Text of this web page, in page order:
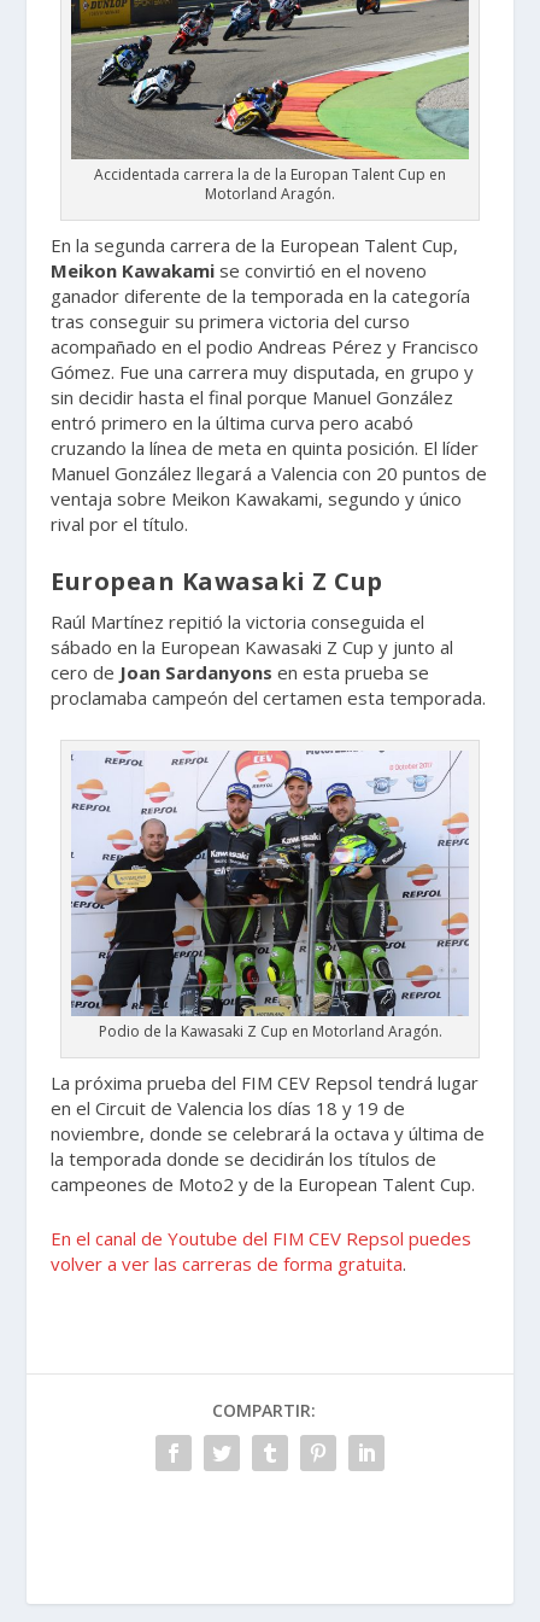
Accidentada carrera la de la Europan Talent Cup en
Motorland Aragón.
En la segunda carrera de la European Talent Cup,
Meikon Kawakami se convirtió en el noveno
ganador diferente de la temporada en la categoría
tras conseguir su primera victoria del curso
acompañado en el podio Andreas Pérez y Francisco
Gómez. Fue una carrera muy disputada, en grupo y
sin decidir hasta el final porque Manuel González
entró primero en la última curva pero acabó
cruzando la línea de meta en quinta posición. El líder
Manuel González llegará a Valencia con 20 puntos de
ventaja sobre Meikon Kawakami, segundo y único
rival por el título.
European Kawasaki Z Cup
Raúl Martínez repitió la victoria conseguida el
sábado en la European Kawasaki Z Cup y junto al
cero de Joan Sardanyons en esta prueba se
proclamaba campeón del certamen esta temporada.
Podio de la Kawasaki Z Cup en Motorland Aragón.
La próxima prueba del FIM CEV Repsol tendrá lugar
en el Circuit de Valencia los días 18 y 19 de
noviembre, donde se celebrará la octava y última de
la temporada donde se decidirán los títulos de
campeones de Moto2 y de la European Talent Cup.
En el canal de Youtube del FIM CEV Repsol puedes
volver a ver las carreras de forma gratuita.
COMPARTIR: